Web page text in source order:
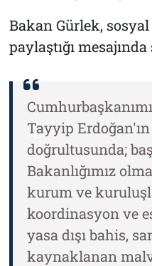
Bakan Gürlek,
paylaştığı
Tayyip
doğrultusunda;
Bakanlığımız
kurum ve
koordinasyon ve
yasa dışı bahis,
kaynaklanan